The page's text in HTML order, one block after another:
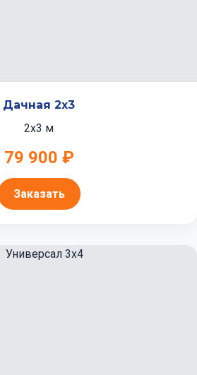
Дачная 2x3
2x3 м
79 900 ₽
Заказать